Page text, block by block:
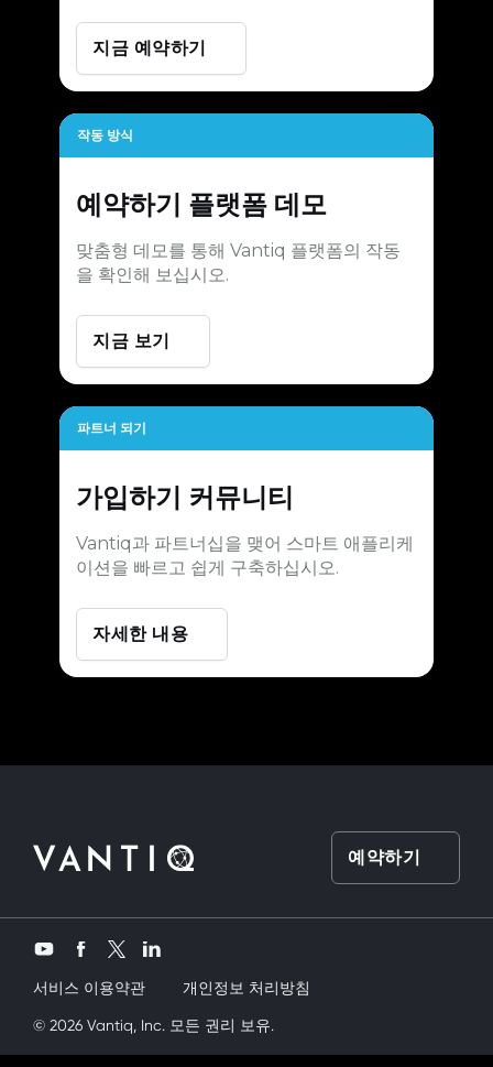
지금 예약하기
작동 방식
예약하기 플랫폼 데모
맞춤형 데모를 통해 Vantiq 플랫폼의 작동
을 확인해 보십시오.
지금 보기
파트너 되기
가입하기 커뮤니티
Vantiq과 파트너십을 맺어 스마트 애플리케
이션을 빠르고 쉽게 구축하십시오.
자세한 내용
예약하기
YouTubeFacebookTwitterLinkedIn
서비스 이용약관 개인정보 처리방침
© 2026 Vantiq, Inc. 모든 권리 보유.
kardeşimi siktikmobil pornove bir yandanda onu nasıl kullanırım